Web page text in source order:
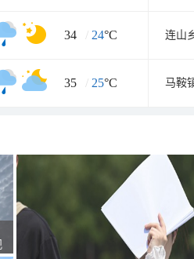
34 / 24°C 连山
35 / 25°C 马鞍